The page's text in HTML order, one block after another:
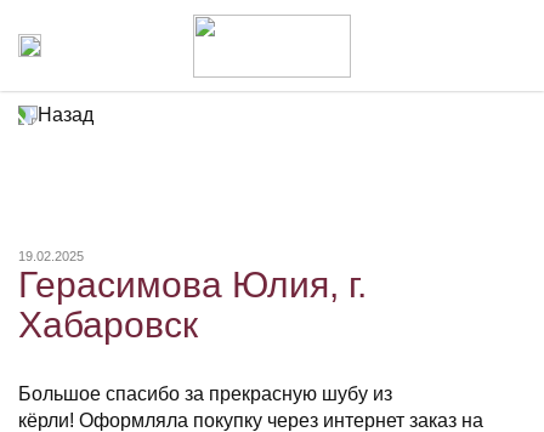
Назад
19.02.2025
Герасимова Юлия, г.
Хабаровск
Большое спасибо за прекрасную шубу из
кёрли! Оформляла покупку через интернет заказ на